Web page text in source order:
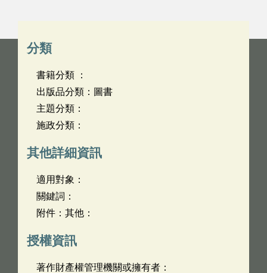
分類
書籍分類 ：
出版品分類：圖書
主題分類：
施政分類：
其他詳細資訊
適用對象：
關鍵詞：
附件：其他：
授權資訊
著作財產權管理機關或擁有者：